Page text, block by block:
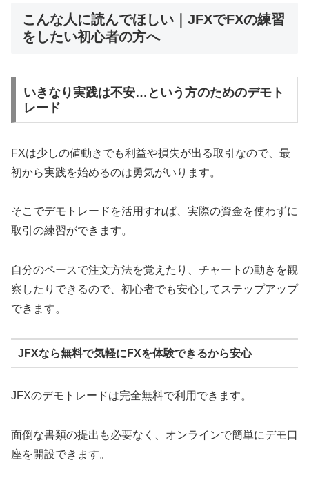
こんな人に読んでほしい｜JFXでFXの練習
をしたい初心者の方へ
いきなり実践は不安…という方のためのデモト
レード
FXは少しの値動きでも利益や損失が出る取引なので、最
初から実践を始めるのは勇気がいります。
そこでデモトレードを活用すれば、実際の資金を使わずに
取引の練習ができます。
自分のペースで注文方法を覚えたり、チャートの動きを観
察したりできるので、初心者でも安心してステップアップ
できます。
JFXなら無料で気軽にFXを体験できるから安心
JFXのデモトレードは完全無料で利用できます。
面倒な書類の提出も必要なく、オンラインで簡単にデモ口
座を開設できます。